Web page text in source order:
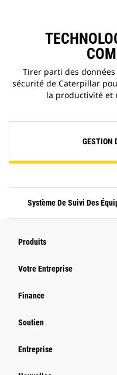
Tirer parti des
sécurité de Caterpillar
la productivité et
GESTION
Système De Suivi Des
Produits
Votre Entreprise
Finance
Soutien
Entreprise